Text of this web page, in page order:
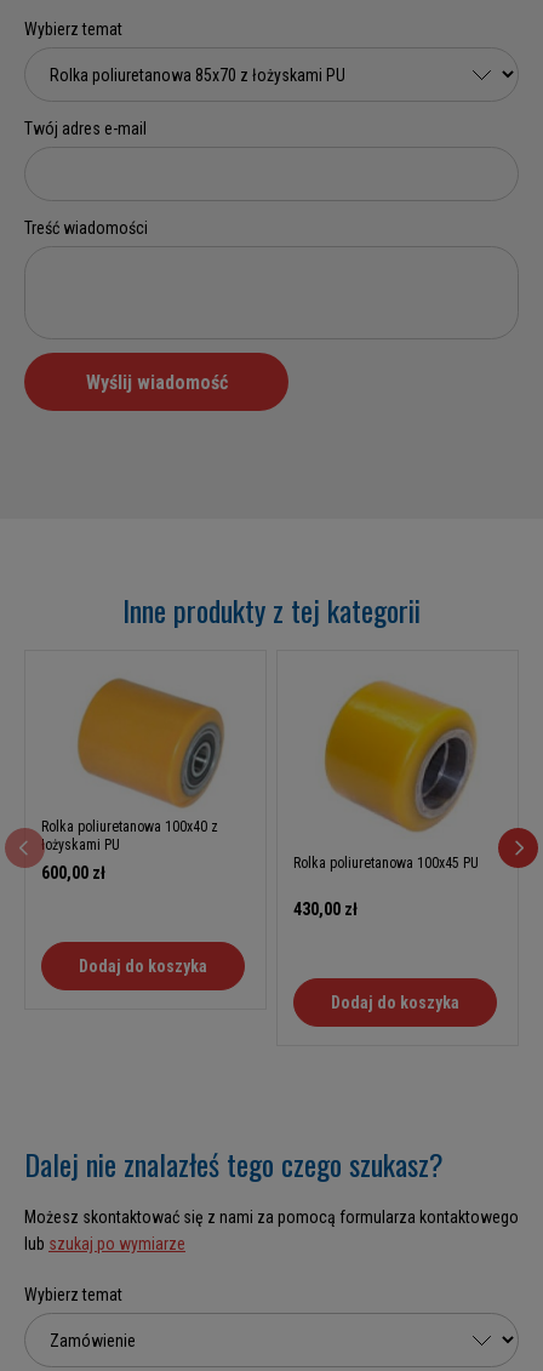
Inne produkty z tej kategorii
Rolka poliuretanowa 100x40 z
łożyskami PU
600,00 zł
Dodaj do koszyka
Rolka poliuretanowa 100x45 PU
430,00 zł
Dodaj do koszyka
Dalej nie znalazłeś tego czego szukasz?
Możesz skontaktować się z nami za pomocą formularza kontaktowego
lub szukaj po wymiarze